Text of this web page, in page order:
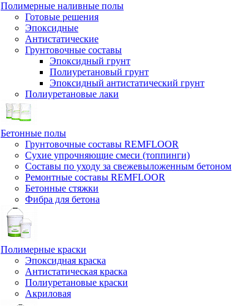
Полимерные наливные полы
Готовые решения
Эпоксидные
Антистатические
Грунтовочные составы
Эпоксидный грунт
Полиуретановый грунт
Эпоксидный антистатический грунт
Полиуретановые лаки
Бетонные полы
Грунтовочные составы REMFLOOR
Сухие упрочняющие смеси (топпинги)
Составы по уходу за свежевыложенным бетоном
Ремонтные составы REMFLOOR
Бетонные стяжки
Фибра для бетона
Полимерные краски
Эпоксидная краска
Антистатическая краска
Полиуретановые краски
Акриловая